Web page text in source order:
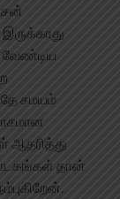
வேண்டிய
சமயம்
ஆதரித்து
தான்